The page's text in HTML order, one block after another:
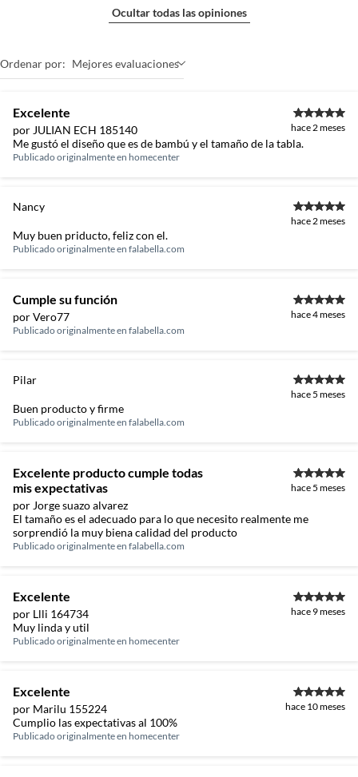
Ocultar todas las opiniones
Ordenar por: Mejores evaluaciones
Excelente
por JULIAN ECH 185140 hace 2 meses
Me gustó el diseño que es de bambú y el tamaño de la tabla.
Publicado originalmente en homecenter
Nancy
hace 2 meses
Muy buen priducto, feliz con el.
Publicado originalmente en falabella.com
Cumple su función
por Vero77
hace 4 meses
Publicado originalmente en falabella.com
Pilar
hace 5 meses
Buen producto y firme
Publicado originalmente en falabella.com
Excelente producto cumple todas
mis expectativas
por Jorge suazo alvarez
hace 5 meses
El tamaño es el adecuado para lo que necesito realmente me
sorprendió la muy biena calidad del producto
Publicado originalmente en falabella.com
Excelente
por Llli 164734 hace 9 meses
Muy linda y util
Publicado originalmente en homecenter
Excelente
por Marilu 155224 hace 10 meses
Cumplio las expectativas al 100%
Publicado originalmente en homecenter